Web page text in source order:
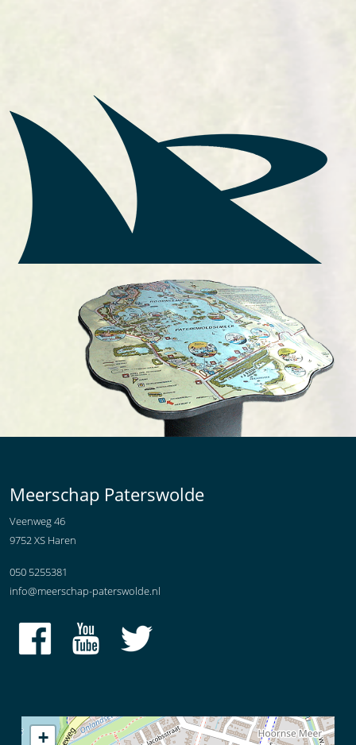
Meerschap Paterswolde
Veenweg 46
9752 XS Haren
050 5255381
info@meerschap-paterswolde.nl
+